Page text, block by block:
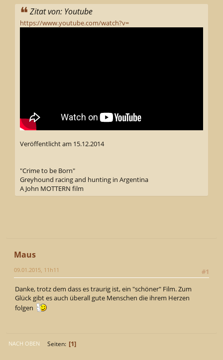
Zitat von: Youtube
https://www.youtube.com/watch?v=
Veröffentlicht am 15.12.2014
"Crime to be Born"
Greyhound racing and hunting in Argentina
A John MOTTERN film
Maus
#1
09.01.2015, 11h11
Danke, trotz dem dass es traurig ist, ein "schöner" Film. Zum
Glück gibt es auch überall gute Menschen die ihrem Herzen
folgen
NACH OBEN Seiten 1